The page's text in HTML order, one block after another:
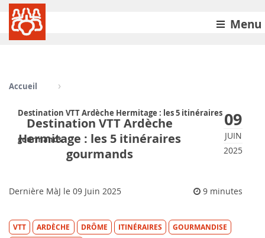
Menu
Accueil
Destination VTT Ardèche Hermitage : les 5 itinéraires
gourmands
09
JUIN
2025
Destination VTT Ardèche
Hermitage : les 5 itinéraires
gourmands
9 minutes
Dernière MàJ le09 Juin 2025
VTT ARDÈCHE DRÔME ITINÉRAIRES
GOURMANDISE